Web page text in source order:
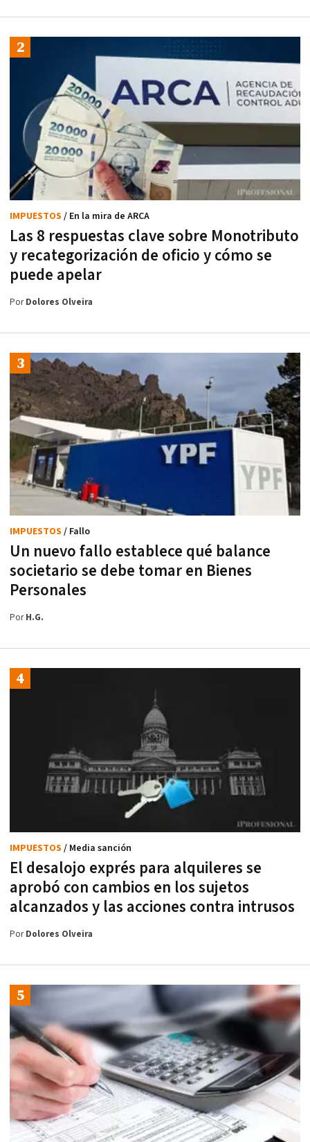
Las 8 respuestas clave sobre Monotributo
y recategorización de oficio y cómo se
puede apelar
IMPUESTOS / En la mira de ARCA
PorDolores Olveira
Un nuevo fallo establece qué balance
societario se debe tomar en Bienes
Personales
IMPUESTOS / Fallo
PorH.G.
El desalojo exprés para alquileres se
aprobó con cambios en los sujetos
alcanzados y las acciones contra intrusos
IMPUESTOS / Media sanción
PorDolores Olveira